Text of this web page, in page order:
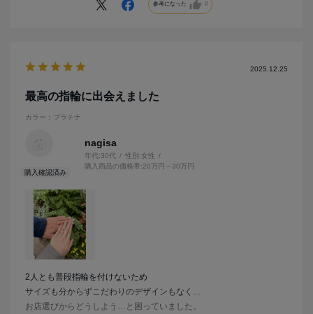
参考になった 0
2025.12.25
最高の指輪に出会えました
カラー：プラチナ
nagisa
年代:30代 性別:女性
購入商品の価格帯:20万円～30万円
2人とも普段指輪を付けないため
サイズも分からずこだわりのデザインもなく…
お店選びからどうしよう…と困っていました。